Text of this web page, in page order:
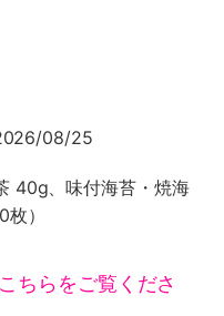
08/25
40g、味付海苔・焼海
）
ちらをご覧くださ